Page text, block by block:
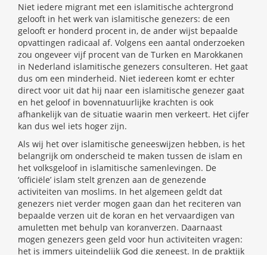
Niet iedere migrant met een islamitische achtergrond
gelooft in het werk van islamitische genezers: de een
gelooft er honderd procent in, de ander wijst bepaalde
opvattingen radicaal af. Volgens een aantal onderzoeken
zou ongeveer vijf procent van de Turken en Marokkanen
in Nederland islamitische genezers consulteren. Het gaat
dus om een minderheid. Niet iedereen komt er echter
direct voor uit dat hij naar een islamitische genezer gaat
en het geloof in bovennatuurlijke krachten is ook
afhankelijk van de situatie waarin men verkeert. Het cijfer
kan dus wel iets hoger zijn.
Als wij het over islamitische geneeswijzen hebben, is het
belangrijk om onderscheid te maken tussen de islam en
het volksgeloof in islamitische samenlevingen. De
‘officiële’ islam stelt grenzen aan de genezende
activiteiten van moslims. In het algemeen geldt dat
genezers niet verder mogen gaan dan het reciteren van
bepaalde verzen uit de koran en het vervaardigen van
amuletten met behulp van koranverzen. Daarnaast
mogen genezers geen geld voor hun activiteiten vragen:
het is immers uiteindelijk God die geneest. In de praktijk